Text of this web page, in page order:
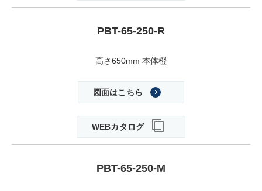
PBT-65-250-R
高さ650mm 本体橙
図面はこちら
WEBカタログ
PBT-65-250-M